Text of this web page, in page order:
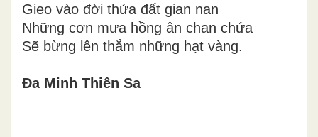
Gieo vào đời thửa đất gian nan
Những cơn mưa hồng ân chan chứa
Sẽ bừng lên thắm những hạt vàng.
Đa Minh Thiên Sa